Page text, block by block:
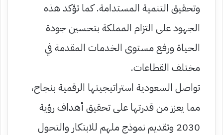
وتحقيق التنمية المستدامة. كما تؤكد هذه
الجهود على التزام المملكة بتحسين جودة
الحياة ورفع مستوى الخدمات المقدمة في
مختلف القطاعات.
تواصل السعودية استراتيجيتها الرقمية بنجاح،
مما يعزز من قدرتها على تحقيق أهداف رؤية
2030 وتقديم نموذج ملهم للابتكار والتحول